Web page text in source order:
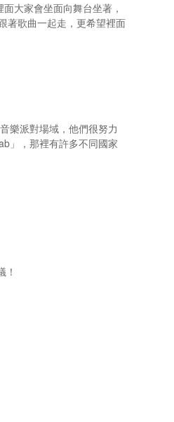
大家會坐面向舞台坐著，
著歌曲一起走，更希望裡面
樂派對場域，他們很努力
」，那裡有許多不同國家